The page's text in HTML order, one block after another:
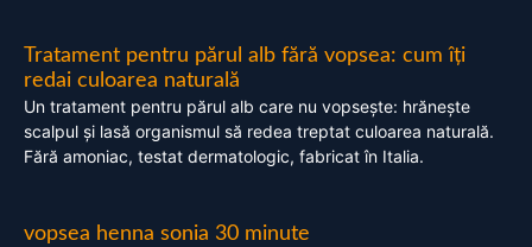
Tratament pentru părul alb fără vopsea: cum îți
redai culoarea naturală
Un tratament pentru părul alb care nu vopsește: hrănește
scalpul și lasă organismul să redea treptat culoarea naturală.
Fără amoniac, testat dermatologic, fabricat în Italia.
vopsea henna sonia 30 minute